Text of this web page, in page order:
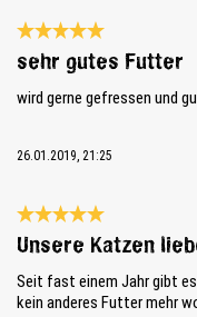
Reseña con calificación de
sehr gutes Futter
wird gerne gefressen und
26.01.2019, 21:25
Reseña con calificación de
Unsere Katzen
Seit fast einem Jahr gibt
kein anderes Futter mehr